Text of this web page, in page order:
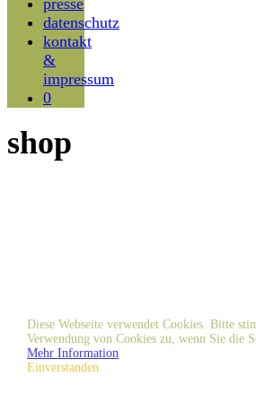
presse
datenschutz
kontakt
&
impressum
0
shop
Diese Webseite verwendet Cookies. Bitte
Verwendung von Cookies zu, wenn Sie die
Mehr Information
Einverstanden